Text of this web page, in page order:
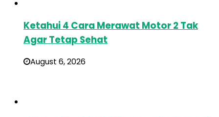
Ketahui 4 Cara Merawat Motor 2 Tak
Agar Tetap Sehat
August 6, 2026